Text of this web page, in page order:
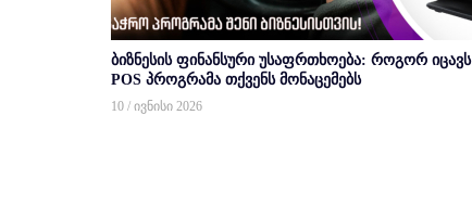
ბიზნესის ფინანსური უსაფრთხოება: როგორ იცავს
POS პროგრამა თქვენს მონაცემებს
10 / ივნისი 2026